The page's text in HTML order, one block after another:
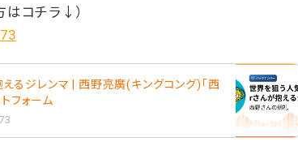
コチラ↓）
るジレンマ | 西野亮廣(キングコング)「西
フォーム